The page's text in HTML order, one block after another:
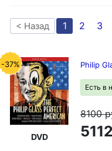
< Назад 1 2 3
-37%
DVD
Philip
Есть в
8100